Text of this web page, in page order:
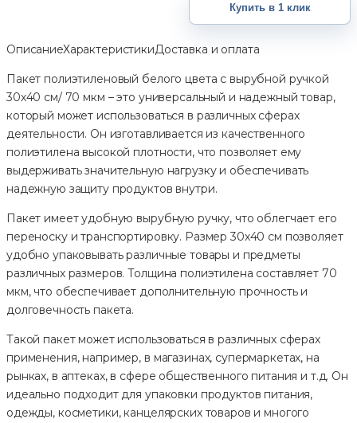
Купить в 1 клик
ОписаниеХарактеристикиДоставка и оплата
Пакет полиэтиленовый белого цвета с вырубной ручкой
30х40 см/ 70 мкм – это универсальный и надежный товар,
который может использоваться в различных сферах
деятельности. Он изготавливается из качественного
полиэтилена высокой плотности, что позволяет ему
выдерживать значительную нагрузку и обеспечивать
надежную защиту продуктов внутри.
Пакет имеет удобную вырубную ручку, что облегчает его
переноску и транспортировку. Размер 30х40 см позволяет
удобно упаковывать различные товары и предметы
различных размеров. Толщина полиэтилена составляет 70
мкм, что обеспечивает дополнительную прочность и
долговечность пакета.
Такой пакет может использоваться в различных сферах
применения, например, в магазинах, супермаркетах, на
рынках, в аптеках, в сфере общественного питания и т.д. Он
идеально подходит для упаковки продуктов питания,
одежды, косметики, канцелярских товаров и многого